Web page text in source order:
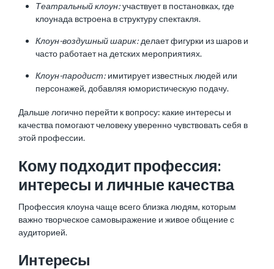
Театральный клоун:участвует в постановках, где
клоунада встроена в структуру спектакля.
Клоун-воздушный шарик: делает фигурки из шаров и
часто работает на детских мероприятиях.
Клоун-пародист: имитирует известных людей или
персонажей, добавляя юмористическую подачу.
Дальше логично перейти к вопросу: какие интересы и
качества помогают человеку уверенно чувствовать себя в
этой профессии.
Кому подходит профессия:
интересы и личные качества
Профессия клоуна чаще всего близка людям, которым
важно творческое самовыражение и живое общение с
аудиторией.
Интересы